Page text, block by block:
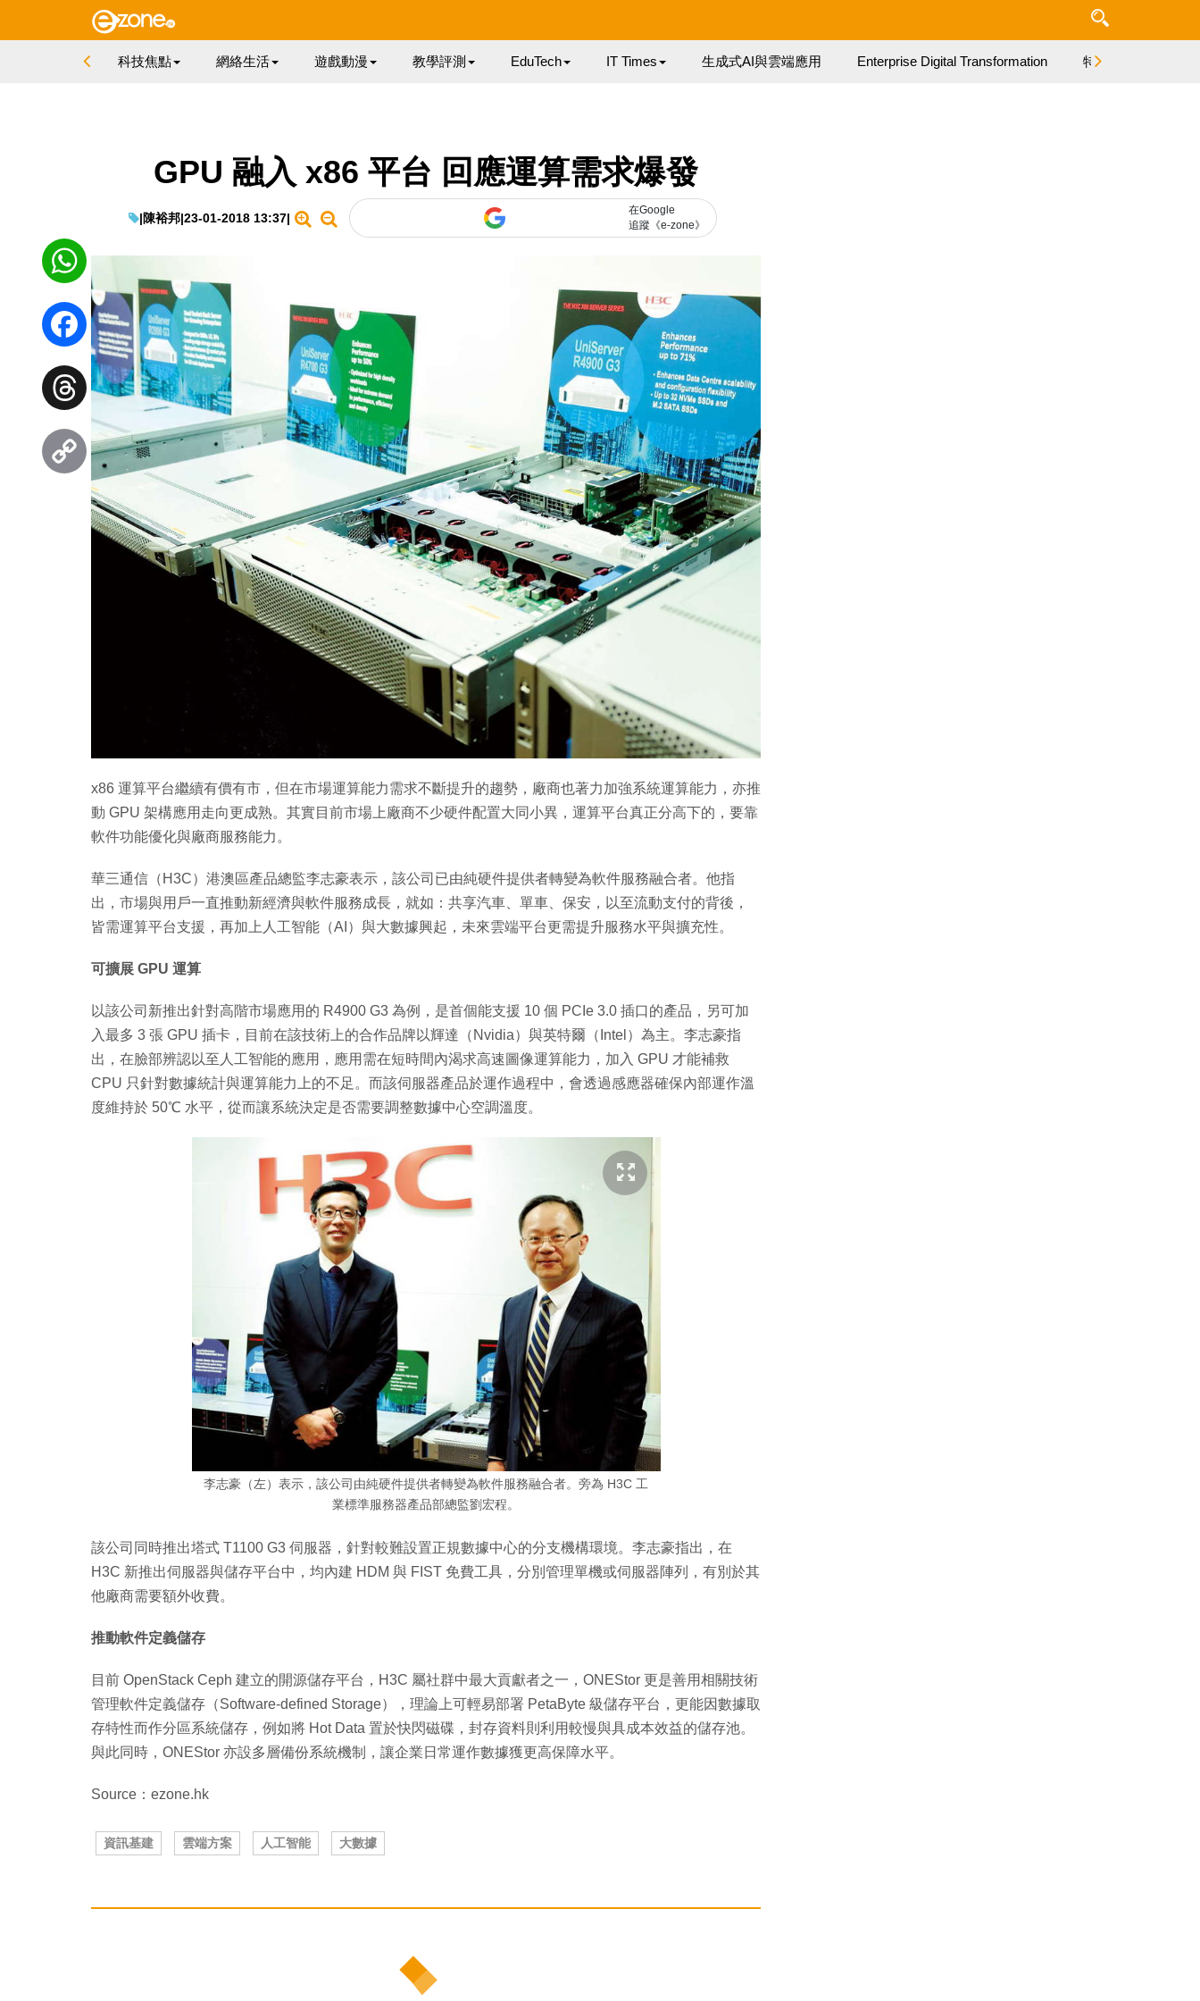
科技焦點 網絡生活 遊戲動漫 教學評測 EduTech IT Times 生成式AI與雲端應用 Enterprise Digital Transformation 特集
GPU 融入 x86 平台 回應運算需求爆發
|陳裕邦|23-01-2018 13:37|
在Google
追蹤《e-zone》
x86 運算平台繼續有價有市，但在市場運算能力需求不斷提升的趨勢，廠商也著力加強系統運算能力，亦推
動 GPU 架構應用走向更成熟。其實目前市場上廠商不少硬件配置大同小異，運算平台真正分高下的，要靠
軟件功能優化與廠商服務能力。
華三通信（H3C）港澳區產品總監李志豪表示，該公司已由純硬件提供者轉變為軟件服務融合者。他指
出，市場與用戶一直推動新經濟與軟件服務成長，就如：共享汽車、單車、保安，以至流動支付的背後，
皆需運算平台支援，再加上人工智能（AI）與大數據興起，未來雲端平台更需提升服務水平與擴充性。
可擴展 GPU 運算
以該公司新推出針對高階市場應用的 R4900 G3 為例，是首個能支援 10 個 PCIe 3.0 插口的產品，另可加
入最多 3 張 GPU 插卡，目前在該技術上的合作品牌以輝達（Nvidia）與英特爾（Intel）為主。李志豪指
出，在臉部辨認以至人工智能的應用，應用需在短時間內渴求高速圖像運算能力，加入 GPU 才能補救
CPU 只針對數據統計與運算能力上的不足。而該伺服器產品於運作過程中，會透過感應器確保內部運作溫
度維持於 50℃ 水平，從而讓系統決定是否需要調整數據中心空調溫度。
李志豪（左）表示，該公司由純硬件提供者轉變為軟件服務融合者。旁為 H3C 工
業標準服務器產品部總監劉宏程。
該公司同時推出塔式 T1100 G3 伺服器，針對較難設置正規數據中心的分支機構環境。李志豪指出，在
H3C 新推出伺服器與儲存平台中，均內建 HDM 與 FIST 免費工具，分別管理單機或伺服器陣列，有別於其
他廠商需要額外收費。
推動軟件定義儲存
目前 OpenStack Ceph 建立的開源儲存平台，H3C 屬社群中最大貢獻者之一，ONEStor 更是善用相關技術
管理軟件定義儲存（Software-defined Storage），理論上可輕易部署 PetaByte 級儲存平台，更能因數據取
存特性而作分區系統儲存，例如將 Hot Data 置於快閃磁碟，封存資料則利用較慢與具成本效益的儲存池。
與此同時，ONEStor 亦設多層備份系統機制，讓企業日常運作數據獲更高保障水平。
Source：ezone.hk
資訊基建 雲端方案 人工智能 大數據
WhatsApp
Facebook
Threads
Copy
Link